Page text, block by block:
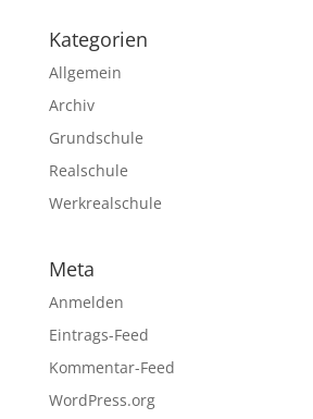
Kategorien
Allgemein
Archiv
Grundschule
Realschule
Werkrealschule
Meta
Anmelden
Eintrags-Feed
Kommentar-Feed
WordPress.org